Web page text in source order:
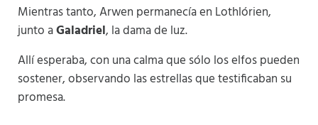
Mientras tanto, Arwen permanecía en Lothlórien,
junto aGaladriel, la dama de luz.
Allí esperaba, con una calma que sólo los elfos pueden
sostener, observando las estrellas que testificaban su
promesa.